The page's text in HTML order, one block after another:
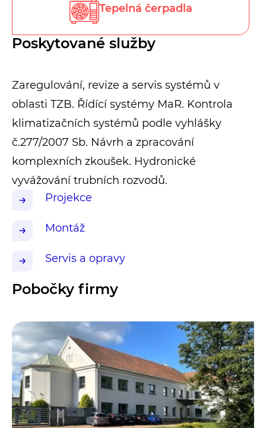
Tepelná čerpadla
Poskytované služby
Zaregulování, revize a servis systémů v
oblasti TZB. Řídící systémy MaR. Kontrola
klimatizačních systémů podle vyhlášky
č.277/2007 Sb. Návrh a zpracování
komplexních zkoušek. Hydronické
vyvážování trubních rozvodů.
Projekce
Montáž
Servis a opravy
Pobočky firmy